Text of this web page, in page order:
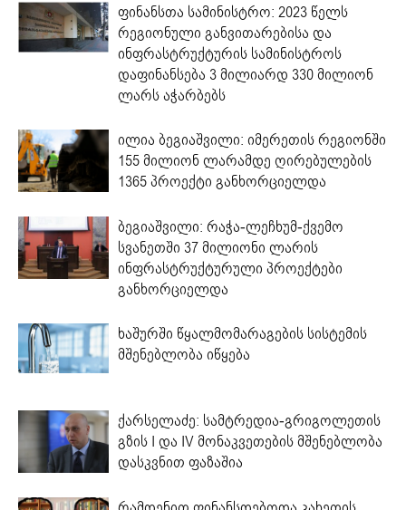
ფინანსთა სამინისტრო: 2023 წელს
რეგიონული განვითარებისა და
ინფრასტრუქტურის სამინისტროს
დაფინანსება 3 მილიარდ 330 მილიონ
ლარს აჭარბებს
ილია ბეგიაშვილი: იმერეთის რეგიონში
155 მილიონ ლარამდე ღირებულების
1365 პროექტი განხორციელდა
ბეგიაშვილი: რაჭა-ლეჩხუმ-ქვემო
სვანეთში 37 მილიონი ლარის
ინფრასტრუქტურული პროექტები
განხორციელდა
ხაშურში წყალმომარაგების სისტემის
მშენებლობა იწყება
ქარსელაძე: სამტრედია-გრიგოლეთის
გზის I და IV მონაკვეთების მშენებლობა
დასკვნით ფაზაშია